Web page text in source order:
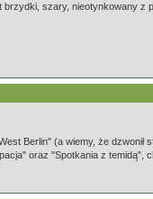
szary, nieotynkowany z
Berlin" (a wiemy, że
oraz "Spotkania z